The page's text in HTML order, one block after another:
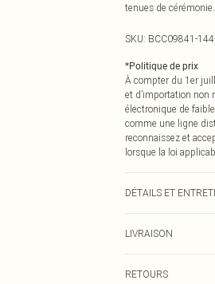
tenues de cérémonie.
SKU: BCC09841-
*Politique de prix
À compter du 1er
et d’importation non
électronique de
comme une ligne
reconnaissez et
lorsque la loi
DÉTAILS ET
La plus longue :
LIVRAISON
RETOURS